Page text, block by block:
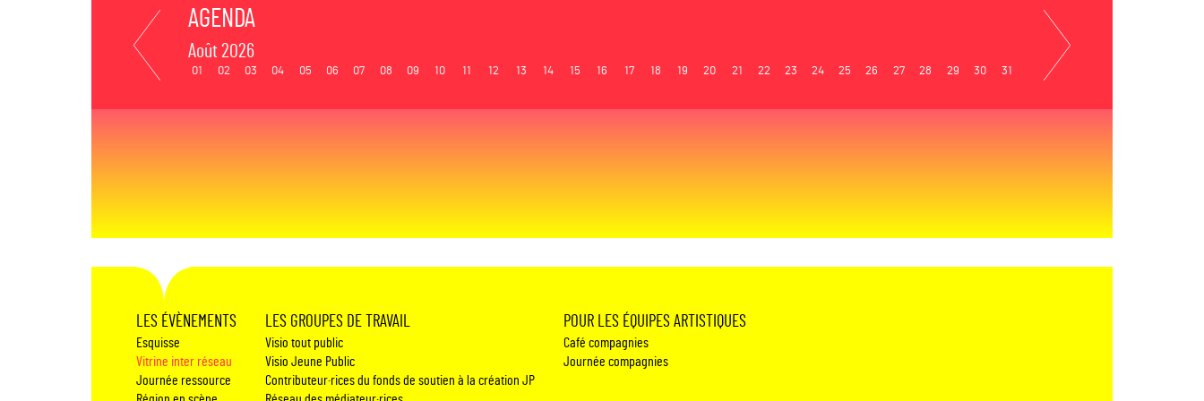
AGENDA
Août 2026
01 02 03 04 05 06 07 08 09 10 11 12 13 14 15 16 17 18 19 20 21 22 23 24 25 26 27 28 29 30 31
LES ÉVÈNEMENTS
Esquisse
Vitrine inter réseau
Journée ressource
LES GROUPES DE TRAVAIL
Visio tout public
Visio Jeune Public
Contributeur·rices du fonds de soutien à la création JP
POUR LES ÉQUIPES ARTISTIQUES
Café compagnies
Journée compagnies